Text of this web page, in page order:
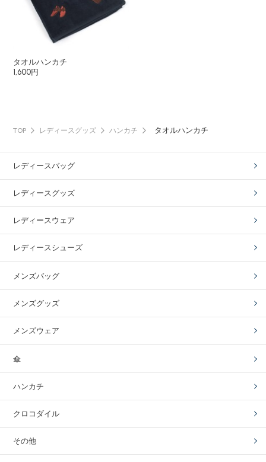
タオルハンカチ
1,600円
TOP レディースグッズ ハンカチ タオルハンカチ
レディースバッグ
レディースグッズ
レディースウェア
レディースシューズ
メンズバッグ
メンズグッズ
メンズウェア
傘
ハンカチ
クロコダイル
その他